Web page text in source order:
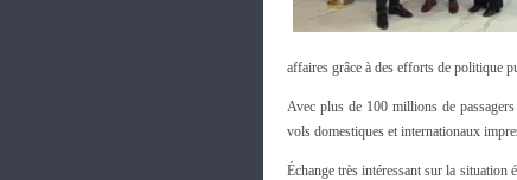
affaires grâce à des efforts de politique
Avec plus de 100 millions de
vols domestiques et internationaux
Échange très intéressant sur la situation